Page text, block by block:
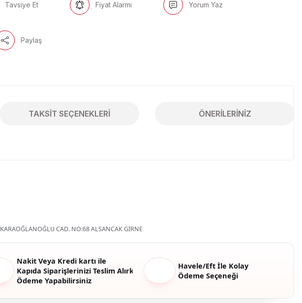
Tavsiye Et Fiyat Alarmı Yorum Yaz
Paylaş
TAKSIT SEÇENEKLERI ÖNERILERINIZ
KARAOĞLANOĞLU CAD. NO:68 ALSANCAK GİRNE
Nakit Veya Kredi kartı ile
Kapıda Siparişlerinizi Teslim Alırken
Ödeme Yapabilirsiniz
Havele/Eft İle Kolay
Ödeme Seçeneği